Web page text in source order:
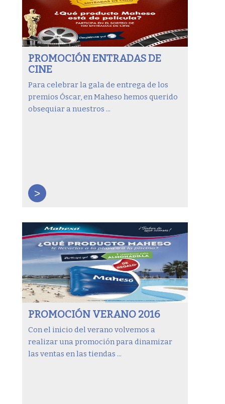
PROMOCIÓN ENTRADAS DE
CINE
Para celebrar la gala de entrega de los
premios Óscar, en Maheso hemos querido
obsequiar a nuestros ...
>
PROMOCIÓN VERANO 2016
Con el inicio del verano volvemos a
realizar una promoción para dinamizar
las ventas en las tiendas ...